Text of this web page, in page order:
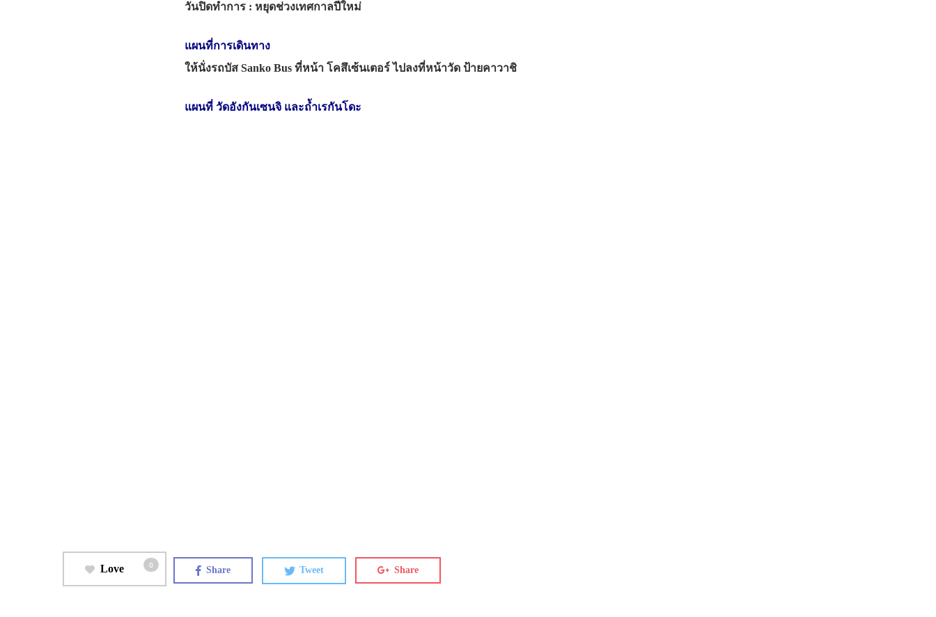
วันปิดทำการ : หยุดช่วงเทศกาลปีใหม่
แผนที่การเดินทาง
ให้นั่งรถบัส Sanko Bus ที่หน้า โคสึเซ้นเตอร์ ไปลงที่หน้าวัด ป้ายคาวาชิ
แผนที่ วัดอังกันเซนจิ และถ้ำเรกันโดะ
Love 0 Share Tweet Share